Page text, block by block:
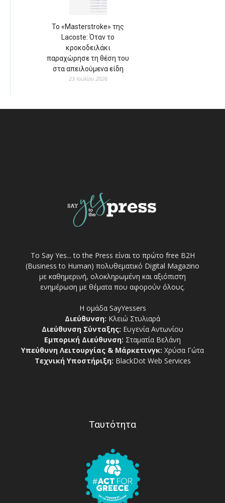
Το «Masterstroke» της
Lacoste: Όταν το
κροκοδειλάκι
παραχώρησε τη θέση του
στα απειλούμενα είδη
23 Ιουλίου 2026
Το Say Yes... to the Press είναι το πρώτο free Β2Η
(Business to Human) πολυθεματικό Digital Magazino
με καθημερινή, ολοκληρωμένη και αξιόπιστη
ενημέρωση με θέματα που αφορούν όλους.
Η ομάδα SayYessers
Διεύθυνση: Κλειώ Στυλιαρά
Διεύθυνση Σύνταξης: Ευγενία Αντωνίου
Εμπορική Διεύθυνση: Σταματία Βελάνη
Υπεύθυνη Λειτουργίας & Μάρκετινγκ: Χρύσα Γώτα
Τεχνική Υποστήριξη: BlackDot Web Services
Ταυτότητα